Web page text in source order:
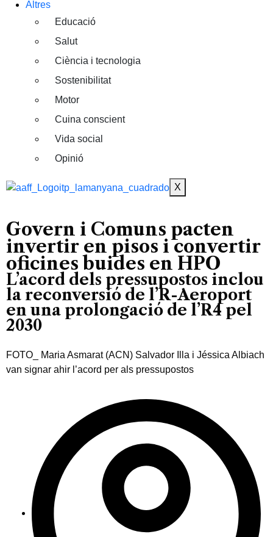
Altres
Educació
Salut
Ciència i tecnologia
Sostenibilitat
Motor
Cuina conscient
Vida social
Opinió
X
Govern i Comuns pacten
invertir en pisos i convertir
oficines buides en HPO
L’acord dels pressupostos inclou
la reconversió de l’R-Aeroport
en una prolongació de l’R4 pel
2030
FOTO_ Maria Asmarat (ACN) Salvador Illa i Jéssica Albiach
van signar ahir l’acord per als pressupostos